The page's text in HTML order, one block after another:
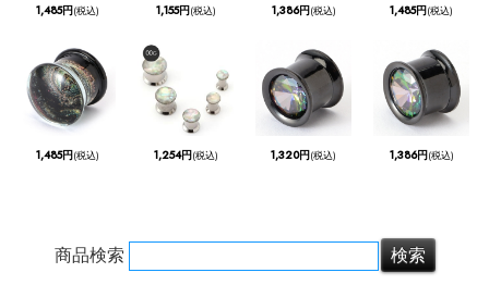
1,485円(税込) 1,155円(税込) 1,386円(税込) 1,485円(税込)
1,485円(税込) 1,254円(税込) 1,320円(税込) 1,386円(税込)
商品検索